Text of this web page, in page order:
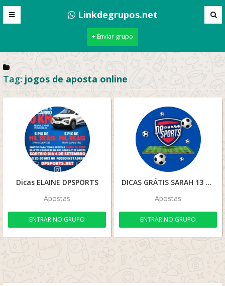
Linkdegrupos.net
+ Enviar grupo
Tag: jogos de aposta online
Dicas ELAINE DPSPORTS
Apostas
ENTRAR NO GRUPO
DICAS GRÁTIS SARAH 13
Apostas
ENTRAR NO GRUPO